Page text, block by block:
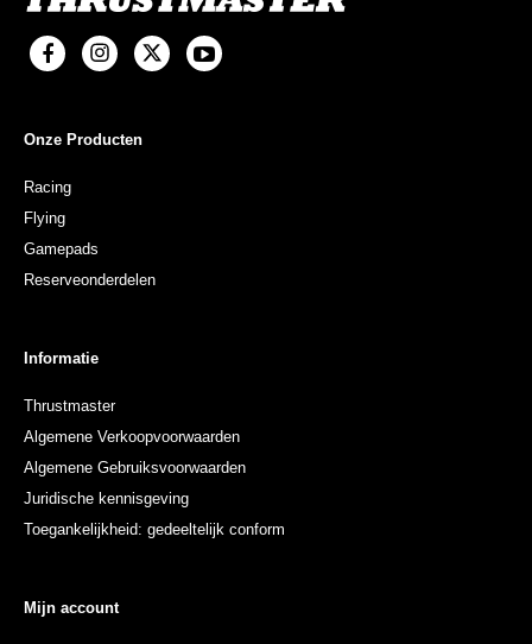
Onze Producten
Racing
Flying
Gamepads
Reserveonderdelen
Informatie
Thrustmaster
Algemene Verkoopvoorwaarden
Algemene Gebruiksvoorwaarden
Juridische kennisgeving
Toegankelijkheid: gedeeltelijk conform
Mijn account